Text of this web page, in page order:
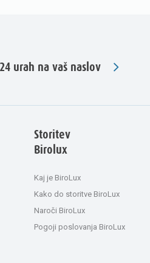
urah na vaš naslov
Storitev
Birolux
Kaj je BiroLux
Kako do storitve BiroLux
Naroči BiroLux
Pogoji poslovanja BiroLux